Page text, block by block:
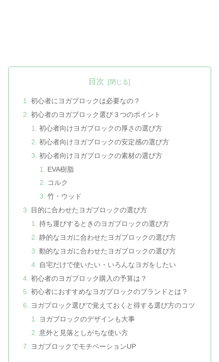
目次
初心者にヨガブロックは必要なの？
初心者のヨガブロック選び３つのポイント
初心者向けヨガブロックの厚さの選び方
初心者向けヨガブロックの安定感の選び方
初心者向けヨガブロックの素材の選び方
EVA樹脂
コルク
竹・ウッド
目的に合わせたヨガブロックの選び方
持ち運びするときのヨガブロックの選び方
静的なヨガに合わせたヨガブロックの選び方
動的なヨガに合わせたヨガブロックの選び方
自宅だけで使いたい・いろんなヨガをしたい
初心者のヨガブロック購入の予算は？
初心者におすすめなヨガブロックのブランドとは？
ヨガブロック選びで覚えておくと得する選び方のコツ
ヨガブロックのデザインも大事
意外と見落としがちな使い方
ヨガブロックでモチベーションUP